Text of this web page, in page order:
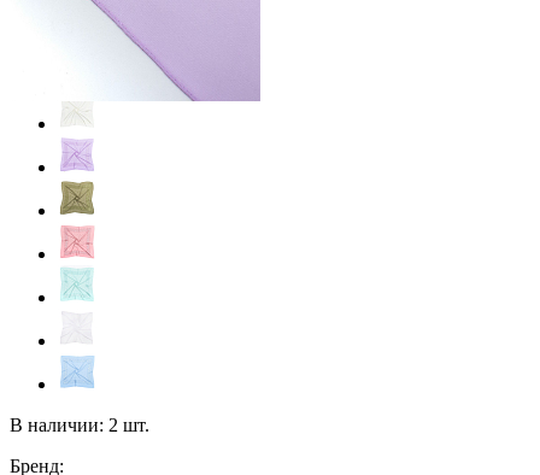
В наличии: 2 шт.
Бренд: